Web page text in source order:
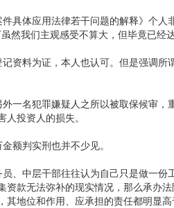
具体应用法律若干问题的解释》个人
我们主观感受不算大，但毕竟已经
资料为证，本人也认可。但是强调所
一名犯罪嫌疑人之所以被取保候审，
投资人的损失。
额判实刑也并不少见。
、中层干部往往认为自己只是做一份
款无法弥补的现实情况，那么承办法
地位和作用、应承担的责任都明显高